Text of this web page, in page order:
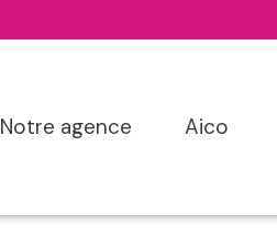
notre agence aico